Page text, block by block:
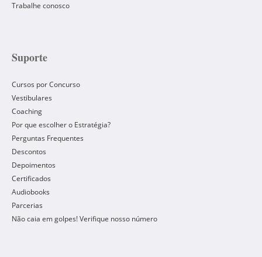
Trabalhe conosco
Suporte
Cursos por Concurso
Vestibulares
Coaching
Por que escolher o Estratégia?
Perguntas Frequentes
Descontos
Depoimentos
Certificados
Audiobooks
Parcerias
Não caia em golpes! Verifique nosso número